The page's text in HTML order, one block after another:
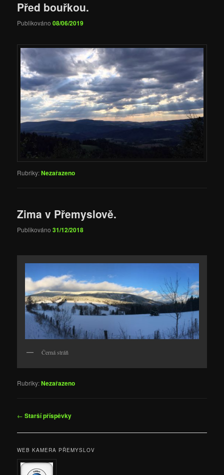
Před bouřkou.
Publikováno08/06/2019
Rubriky:Nezařazeno
Zima v Přemyslově.
Publikováno31/12/2018
Černá stráň
Rubriky:Nezařazeno
Navigace
příspěvky
← Starší příspěvky
WEB KAMERA PŘEMYSLOV